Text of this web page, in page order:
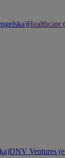
Healthcare
DNV Ventures